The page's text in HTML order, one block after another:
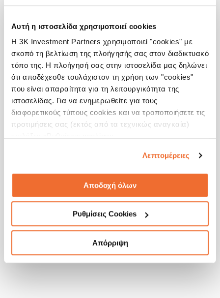
Αυτή η ιστοσελίδα χρησιμοποιεί cookies
Η 3K Investment Partners χρησιμοποιεί "cookies" με
σκοπό τη βελτίωση της πλοήγησής σας στον διαδικτυακό
τόπο της. Η πλοήγησή σας στην ιστοσελίδα μας δηλώνει
ότι αποδέχεσθε τουλάχιστον τη χρήση των "cookies"
που είναι απαραίτητα για τη λειτουργικότητα της
ιστοσελίδας. Για να ενημερωθείτε για τους
διαφορετικούς τύπους cookies και να τροποποιήσετε τις
προτιμήσεις σας (εκτός από τα τεχνικώς αναγκαία)
Λεπτομέρειες
Αποδοχή όλων
Ρυθμίσεις Cookies
Απόρριψη
Επιπλέον, ο κ. Κουφόπουλος τόνισε ότι η ενδελεχής ανάλυση και επιλογή
μετοχών εισηγμένων εταιριών με καλό ιστορικό κερδοφορίας, χρηστή
διακυβέρνηση και εύρωστους ισολογισμούς αποτελούν τα κύρια συστατικά
της επιτυχημένης πορείας του αμοιβαίου κεφαλαίου 3K Greek Value
Κλείνοντας, τόνισε την εμπιστοσύνη της 3K Investment Partners στις
ελληνικές επιχειρήσεις που προσαρμόζονται και βελτιώνουν τα μεγέθη
τους, παρά τις όποιες αντιξοότητες, καλώντας τους παριστάμενους να
πράξουν το ίδιο και μέσω του αμοιβαίου κεφαλαίου 3K Greek Value
Μετοχικό Εσωτερικού.
Στην εκδήλωση, που έλαβε χώρα στον πολυχώρο «Αθηναΐς» την Τρίτη